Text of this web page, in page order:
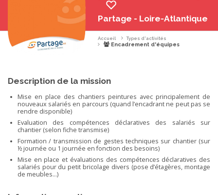
Partage - Loire-Atlantique
Accueil Types d'activités
Encadrement d'équipes
Description de la mission
Mise en place des chantiers peintures avec principalement de
nouveaux salariés en parcours (quand l’encadrant ne peut pas se
rendre disponible)
Evaluation des compétences déclaratives des salariés sur
chantier (selon fiche transmise)
Formation / transmission de gestes techniques sur chantier (sur
½ journée ou 1 journée en fonction des besoins)
Mise en place et évaluations des compétences déclaratives des
salariés pour du petit bricolage divers (pose d’étagères, montage
de meubles...)